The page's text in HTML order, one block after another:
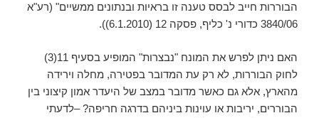
הבוררות חייב לבסס טענה זו בראיות ובנתונים ממשיים" (רע"א
3840/06 כדורי נ' כליף, פסקה 12 (6.1.2010)).
האם ניתן לפרש את המונח "נבצרות" המופיע בסעיף 11(3)
לחוק הבוררות, לא רק עת המדובר בפטירה, מחלה וירידה
מהארץ, אלא גם כאשר מדובר במצב של היעדר אמון קיצוני בין
הבוררים, יריבות או עוינות ביניהם בדרגה חריפה? –לדעתי